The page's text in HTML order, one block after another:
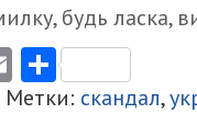
будь ласка,
Email
Метки: скандал,